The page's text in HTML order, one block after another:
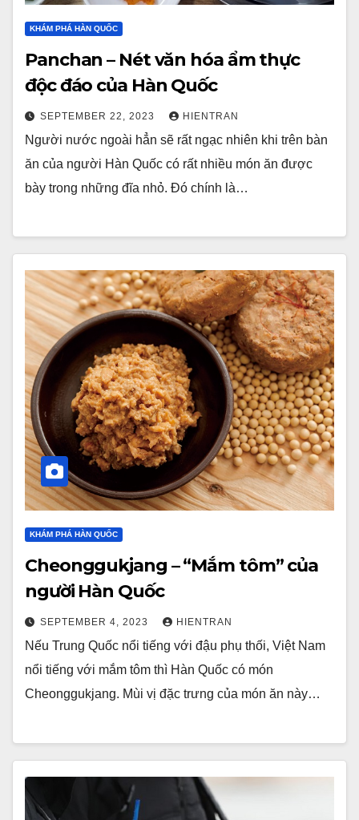
KHÁM PHÁ HÀN QUỐC
Panchan – Nét văn hóa ẩm thực
độc đáo của Hàn Quốc
SEPTEMBER 22, 2023 HIENTRAN
Người nước ngoài hẳn sẽ rất ngạc nhiên khi trên bàn
ăn của người Hàn Quốc có rất nhiều món ăn được
bày trong những đĩa nhỏ. Đó chính là…
KHÁM PHÁ HÀN QUỐC
Cheonggukjang – “Mắm tôm” của
người Hàn Quốc
SEPTEMBER 4, 2023 HIENTRAN
Nếu Trung Quốc nổi tiếng với đậu phụ thối, Việt Nam
nổi tiếng với mắm tôm thì Hàn Quốc có món
Cheonggukjang. Mùi vị đặc trưng của món ăn này…